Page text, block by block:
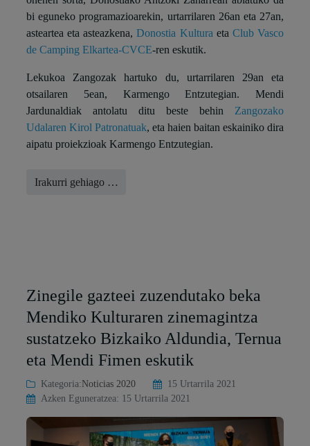
bi eguneko programazioarekin, urtarrilaren 26an eta 27an,
asteartea eta asteazkena,Donostia Kulturaeta Club Vasco
de Camping Elkartea-CVCE-ren eskutik.
Lekukoa Zangozak hartuko du, urtarrilaren 29an eta
otsailaren 5ean, Karmengo Entzutegian. Mendi
Jardunaldiak antolatu ditu beste behin Zangozako
Udalaren Kirol Patronatuak, eta haien baitan eskainiko dira
aipatu proiekzioak Karmengo Entzutegian.
Irakurri gehiago …
Zinegile gazteei zuzendutako beka
Mendiko Kulturaren zinemagintza
sustatzeko Bizkaiko Aldundia, Ternua
eta Mendi Fimen eskutik
Kategoria:Noticias 2020
15 Urtarrila 2021
Azken Eguneratzea: 15 Urtarrila 2021